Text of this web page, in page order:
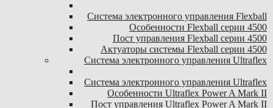
Система электронного управления Flexball
Особенности Flexball серии 4500
Пост управления Flexball серии 4500
Актуаторы системы Flexball серии 4500
Система электронного управления Ultraflex
Система электронного управления Ultraflex
Особенности Ultraflex Power A Mark II
Пост управления Ultraflex Power A Mark II